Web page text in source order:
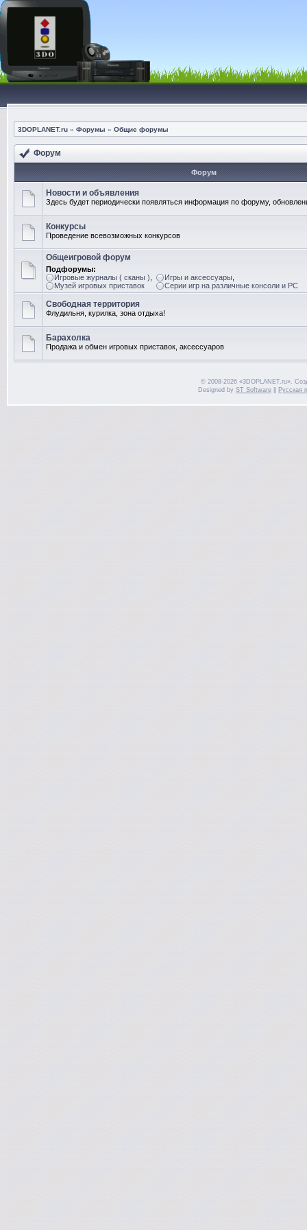
3DOPLANET.ru » Форумы » Общие форумы
Форум
Форум
Новости и объявления
Здесь будет периодически появляться информация по форуму,
Конкурсы
Проведение всевозможных конкурсов
Общеигровой форум
Подфорумы:
Игровые журналы ( сканы )
Музей игровых приставок
Игры и аксессуары
Серии игр на различные консоли и PC
Свободная территория
Флудильня, курилка, зона отдыха!
Барахолка
Продажа и обмен игровых приставок, аксессуаров
© 2008-2026 «3DOPLANET.ru».
Designed by ST Software Русская